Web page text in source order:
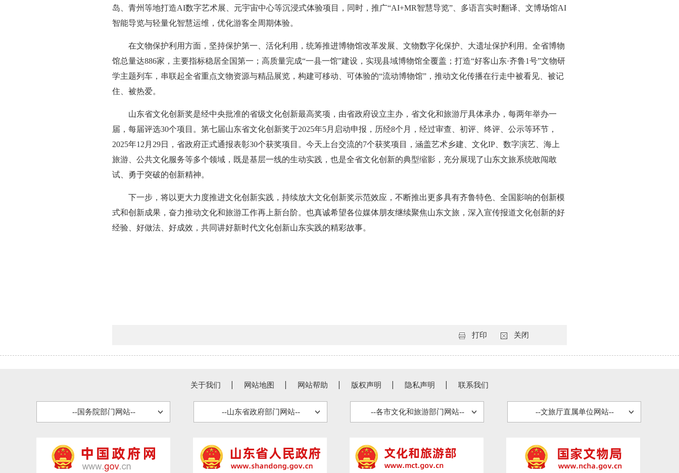
岛、青州等地打造AI数字艺术展、元宇宙中心等沉浸式体验项目，同时，推广“AI+MR智慧导览”、多语言实时翻译、文博场馆AI
智能导览与轻量化智慧运维，优化游客全周期体验。
在文物保护利用方面，坚持保护第一、活化利用，统筹推进博物馆改革发展、文物数字化保护、大遗址保护利用。全省博物
馆总量达886家，主要指标稳居全国第一；高质量完成“一县一馆”建设，实现县域博物馆全覆盖；打造“好客山东·齐鲁1号”文物研
学主题列车，串联起全省重点文物资源与精品展览，构建可移动、可体验的“流动博物馆”，推动文化传播在行走中被看见、被记
住、被热爱。
山东省文化创新奖是经中央批准的省级文化创新最高奖项，由省政府设立主办，省文化和旅游厅具体承办，每两年举办一
届，每届评选30个项目。第七届山东省文化创新奖于2025年5月启动申报，历经8个月，经过审查、初评、终评、公示等环节，
2025年12月29日，省政府正式通报表彰30个获奖项目。今天上台交流的7个获奖项目，涵盖艺术乡建、文化IP、数字演艺、海上
旅游、公共文化服务等多个领域，既是基层一线的生动实践，也是全省文化创新的典型缩影，充分展现了山东文旅系统敢闯敢
试、勇于突破的创新精神。
下一步，将以更大力度推进文化创新实践，持续放大文化创新奖示范效应，不断推出更多具有齐鲁特色、全国影响的创新模
式和创新成果，奋力推动文化和旅游工作再上新台阶。也真诚希望各位媒体朋友继续聚焦山东文旅，深入宣传报道文化创新的好
经验、好做法、好成效，共同讲好新时代文化创新山东实践的精彩故事。
打印 关闭
关于我们 网站地图 网站帮助 版权声明 隐私声明 联系我们
--国务院部门网站-- --山东省政府部门网站-- --各市文化和旅游部门网站-- --文旅厅直属单位网站--